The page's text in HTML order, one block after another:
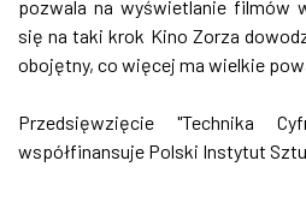
pozwala na wyświetlanie filmów
się na taki krok Kino Zorza
obojętny, co więcej ma wielkie
Przedsięwzięcie "Technika
współfinansuje Polski Instytut